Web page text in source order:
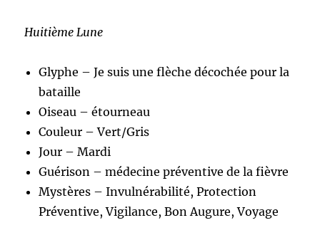
Huitième Lune
Glyphe – Je suis une flèche décochée pour la
bataille
Oiseau – étourneau
Couleur – Vert/Gris
Jour – Mardi
Guérison – médecine préventive de la fièvre
Mystères – Invulnérabilité, Protection
Préventive, Vigilance, Bon Augure, Voyage